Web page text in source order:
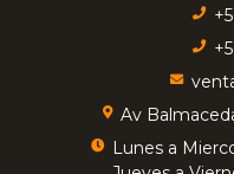
Av
Lunes a